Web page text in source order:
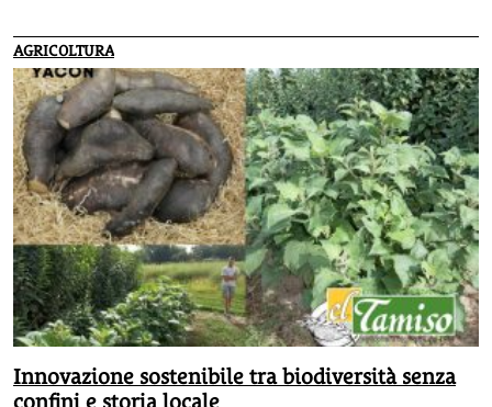
Beldì, laureato in scienze agrarie, esperto di coltivazioni
biologiche e autore di diversi manuale sul tema.
AGRICOLTURA
Innovazione sostenibile tra biodiversità senza
confini e storia locale